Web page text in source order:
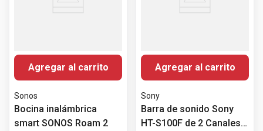
Agregar al carrito
Sonos
Bocina inalámbrica
smart SONOS Roam 2
Agregar al carrito
Sony
Barra de sonido Sony
HT-S100F de 2 Canales